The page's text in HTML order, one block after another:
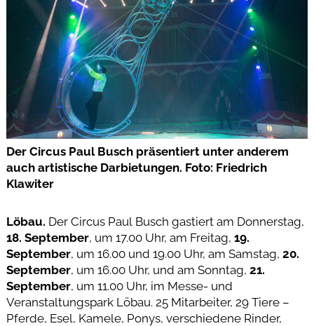
Der Circus Paul Busch präsentiert unter anderem
auch artistische Darbietungen. Foto: Friedrich
Klawiter
Löbau. Der Circus Paul Busch gastiert am Donnerstag,
18. September, um 17.00 Uhr, am Freitag, 19.
September, um 16.00 und 19.00 Uhr, am Samstag, 20.
September, um 16.00 Uhr, und am Sonntag, 21.
September, um 11.00 Uhr, im Messe- und
Veranstaltungspark Löbau. 25 Mitarbeiter, 29 Tiere –
Pferde, Esel, Kamele, Ponys, verschiedene Rinder,